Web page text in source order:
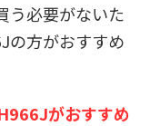
う必要がないた
の方がおすすめ
がおすすめ